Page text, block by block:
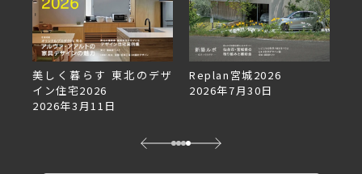
美しく暮らす 東北のデザ
イン住宅2026
2026年3月11日
Replan宮城2026
2026年7月30日